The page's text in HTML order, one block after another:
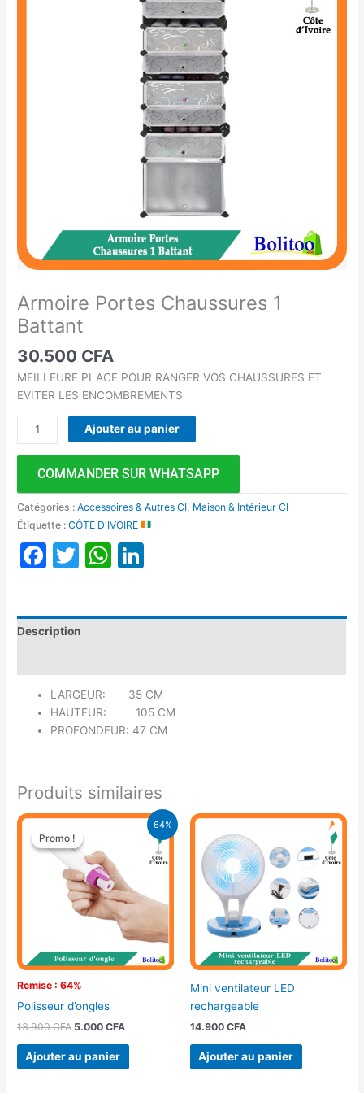
Armoire Portes Chaussures 1
Battant
30.500 CFA
MEILLEURE PLACE POUR RANGER VOS CHAUSSURES ET
EVITER LES ENCOMBREMENTS
Ajouter au panier
COMMANDER SUR WHATSAPP
Catégories :Accessoires & Autres CI Maison & Intérieur CI
Étiquette :CÔTE D'IVOIRE
Facebook
TwitterWhatsApp
Description
LARGEUR: 35 CM
HAUTEUR: 105 CM
PROFONDEUR: 47 CM
Produits similaires
64%
Promo !
Remise : 64%
Promo !
Polisseur d’ongles
13.900CFA
Le
prix
initial
était :
13.900 CFA.
5.000CFA
Le
Ajouter au panier
Mini ventilateur LED
rechargeable
14.900 CFA
Ajouter au panier